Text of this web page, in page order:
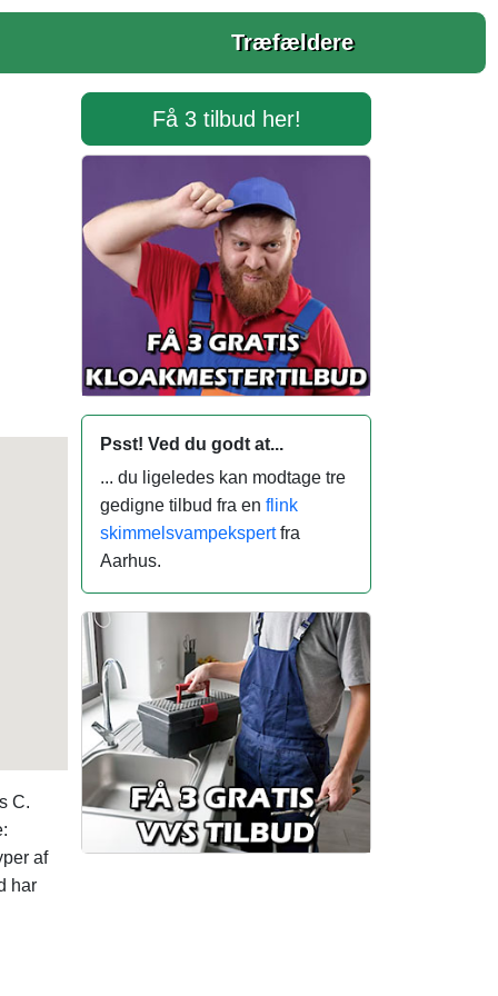
Træfældere
C.
af
har
Få 3 tilbud her!
Psst! Ved du godt at...
... du ligeledes kan modtage tre
gedigne tilbud fra en flink
skimmelsvampekspertfra
Aarhus.